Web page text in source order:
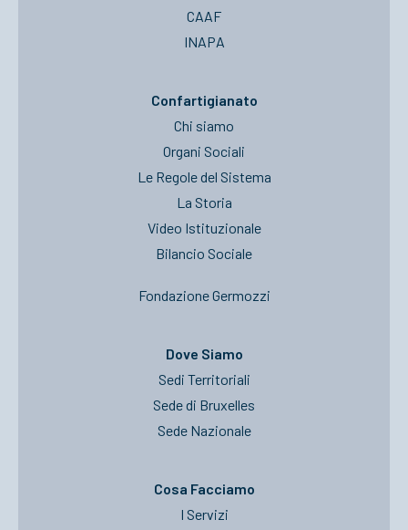
CAAF
INAPA
Confartigianato
Chi siamo
Organi Sociali
Le Regole del Sistema
La Storia
Video Istituzionale
Bilancio Sociale
Fondazione Germozzi
Dove Siamo
Sedi Territoriali
Sede di Bruxelles
Sede Nazionale
Cosa Facciamo
I Servizi